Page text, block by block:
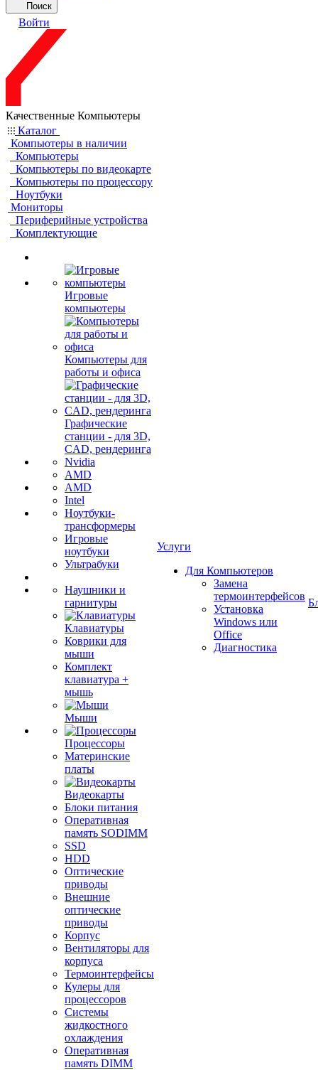
Поиск
Войти
Качественные Компьютеры
Каталог
Компьютеры в наличии
Компьютеры
Компьютеры по видеокарте
Компьютеры по процессору
Ноутбуки
Мониторы
Периферийные устройства
Комплектующие
Игровые
компьютеры
Компьютеры для
работы и офиса
Графические
станции - для 3D,
CAD, рендеринга
Nvidia
AMD
AMD
Intel
Ноутбуки-
трансформеры
Игровые
ноутбуки
Ультрабуки
Наушники и
гарнитуры
Клавиатуры
Коврики для
мыши
Комплект
клавиатура +
мышь
Мыши
Процессоры
Материнские
платы
Видеокарты
Блоки питания
Оперативная
память SODIMM
SSD
HDD
Оптические
приводы
Внешние
оптические
приводы
Корпус
Вентиляторы для
корпуса
Термоинтерфейсы
Кулеры для
процессоров
Системы
жидкостного
охлаждения
Оперативная
память DIMM
Услуги
Для Компьютеров
Замена
термоинтерфейсов
Установка
Windows или
Office
Диагностика